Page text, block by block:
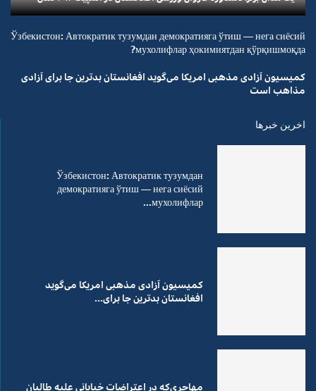
Ўзбекистон: Автократик тузумдан демократияга ўтиш — нега сиёсий
мухолифлар ҳокимиятдан қўрқишмоқда?
کمیسیون آزادی مذهبی امریکا می‌گوید افغانستان بدترین جا برای آزادی
مذاهب است
اخرین خبرها
Ўзбекистон: Автократик тузумдан
демократияга ўтиш — нега сиёсий
мухолифлар...
کمیسیون آزادی مذهبی امریکا می‌گوید
افغانستان بدترین جا برای...
مهاجری‌که در اعتراضات خیابانی علیه طالبان